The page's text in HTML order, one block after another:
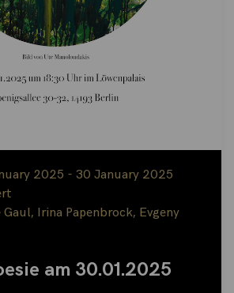
2025 - 30 January 2025
Gaul, Irina Papenbrock, Evgeny
am 30.01.2025